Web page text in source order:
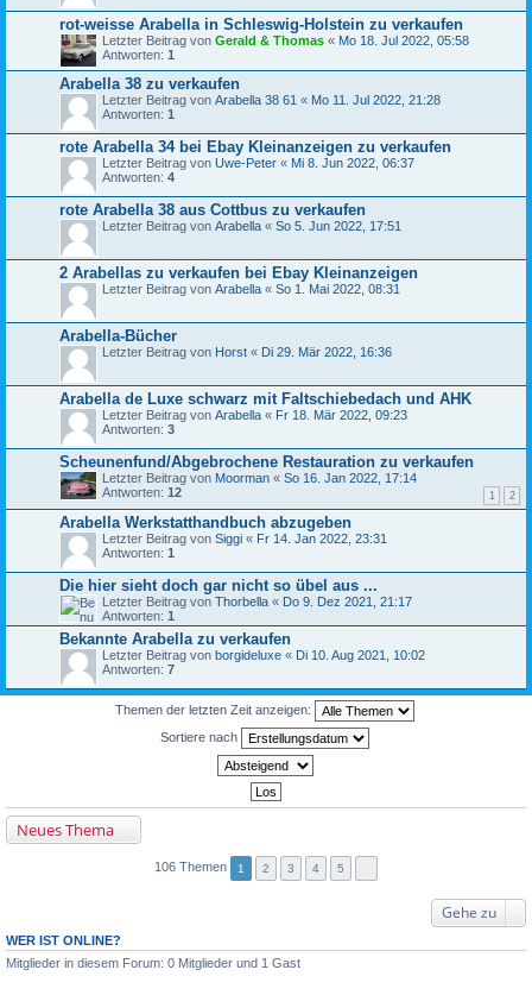
rot-weisse Arabella in Schleswig-Holstein zu verkaufen
Letzter Beitrag von Gerald & Thomas « Mo 18. Jul 2022, 05:58
Antworten: 1
Arabella 38 zu verkaufen
Letzter Beitrag von Arabella 38 61 « Mo 11. Jul 2022, 21:28
Antworten: 1
rote Arabella 34 bei Ebay Kleinanzeigen zu verkaufen
Letzter Beitrag von Uwe-Peter « Mi 8. Jun 2022, 06:37
Antworten: 4
rote Arabella 38 aus Cottbus zu verkaufen
Letzter Beitrag von Arabella « So 5. Jun 2022, 17:51
2 Arabellas zu verkaufen bei Ebay Kleinanzeigen
Letzter Beitrag von Arabella « So 1. Mai 2022, 08:31
Arabella-Bücher
Letzter Beitrag von Horst « Di 29. Mär 2022, 16:36
Arabella de Luxe schwarz mit Faltschiebedach und AHK
Letzter Beitrag von Arabella « Fr 18. Mär 2022, 09:23
Antworten: 3
Scheunenfund/Abgebrochene Restauration zu verkaufen
Letzter Beitrag von Moorman « So 16. Jan 2022, 17:14
Antworten: 12 1 2
Arabella Werkstatthandbuch abzugeben
Letzter Beitrag von Siggi « Fr 14. Jan 2022, 23:31
Antworten: 1
Die hier sieht doch gar nicht so übel aus ...
Letzter Beitrag von Thorbella « Do 9. Dez 2021, 21:17
Antworten: 1
Bekannte Arabella zu verkaufen
Letzter Beitrag von borgideluxe « Di 10. Aug 2021, 10:02
Antworten: 7
Themen der letzten Zeit anzeigen:
Sortiere nach
Neues Thema
106 Themen 1 2 3 4 5
Gehe zu
WER IST ONLINE?
Mitglieder in diesem Forum: 0 Mitglieder und 1 Gast